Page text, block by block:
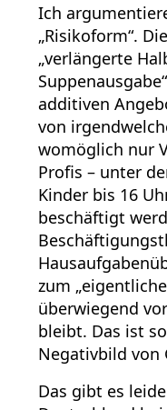
Ich
„Risikoform“.
„verlängerte
additiven
von
womöglich nur
Profis – unter
Kinder bis 16
beschäftigt
zum
überwiegend
bleibt. Das ist
Negativbild von
Das gibt es